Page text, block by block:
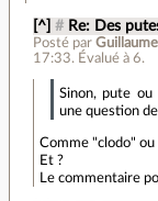
[^] # Re: Des
Posté par
17:33. Évalué à 6.
Sinon, pute
une question
Comme "clodo" ou
Et ?
Le commentaire